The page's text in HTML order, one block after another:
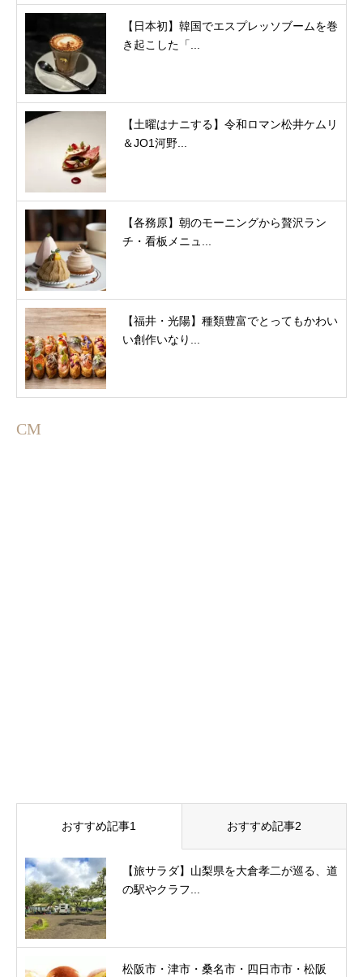
【日本初】韓国でエスプレッソブームを巻
き起こした「...
【土曜はナニする】令和ロマン松井ケムリ
＆JO1河野...
【各務原】朝のモーニングから贅沢ラン
チ・看板メニュ...
【福井・光陽】種類豊富でとってもかわい
い創作いなり...
CM
おすすめ記事1 おすすめ記事2
【旅サラダ】山梨県を大倉孝二が巡る、道
の駅やクラフ...
松阪市・津市・桑名市・四日市市・松阪